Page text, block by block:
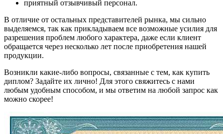
приятный отзывчивый персонал.
В отличие от остальных представителей рынка, мы сильно
выделяемся, так как прикладываем все возможные усилия для
разрешения проблем любого характера, даже если клиент
обращается через несколько лет после приобретения нашей
продукции.
Возникли какие-либо вопросы, связанные с тем, как купить
диплом? Задайте их лично! Для этого свяжитесь с нами
любым удобным способом, и мы ответим на любой запрос как
можно скорее!